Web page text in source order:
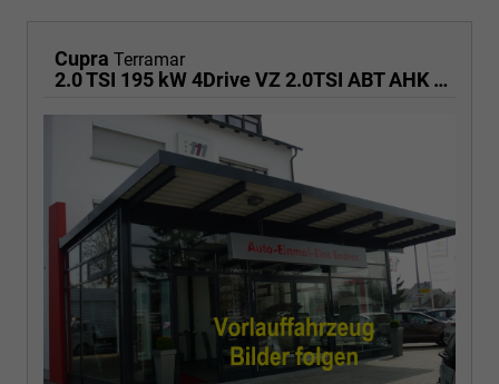
Cupra Terramar
2.0 TSI 195 kW 4Drive VZ 2.0TSI ABT AHK ACC el. Hk Pano